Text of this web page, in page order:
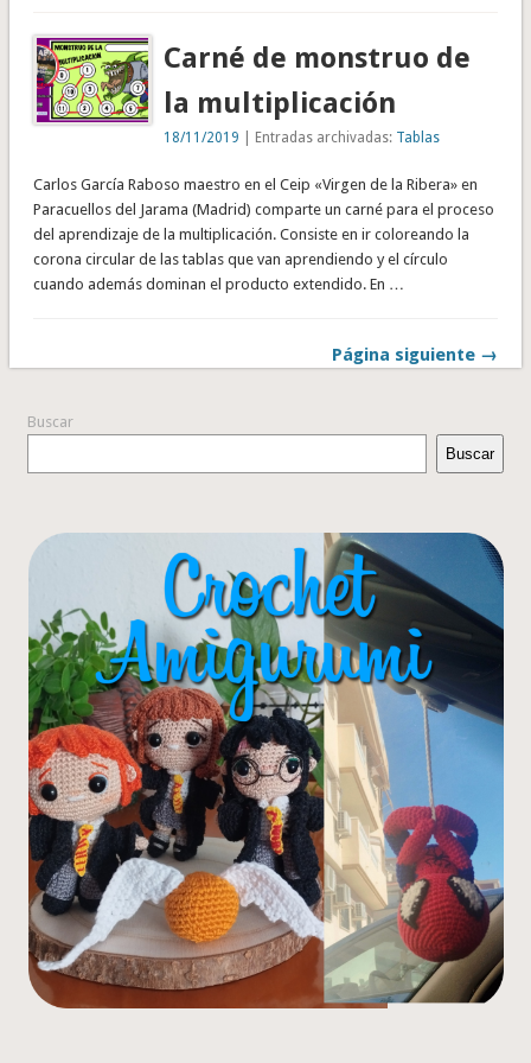
Carné de monstruo de
la multiplicación
18/11/2019 | Entradas archivadas: Tablas
Carlos García Raboso maestro en el Ceip «Virgen de la Ribera» en
Paracuellos del Jarama (Madrid) comparte un carné para el proceso
del aprendizaje de la multiplicación. Consiste en ir coloreando la
corona circular de las tablas que van aprendiendo y el círculo
cuando además dominan el producto extendido. En …
Página siguiente →
Buscar
Buscar